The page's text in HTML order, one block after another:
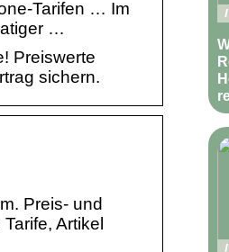
Tarifen … Im
…
Preiswerte
sichern.
Preis- und
Artikel